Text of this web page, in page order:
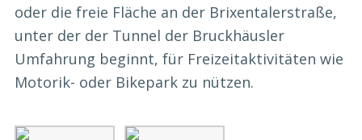
oder die freie Fläche an der Brixentalerstraße,
unter der der Tunnel der Bruckhäusler
Umfahrung beginnt, für Freizeitaktivitäten wie
Motorik- oder Bikepark zu nützen.